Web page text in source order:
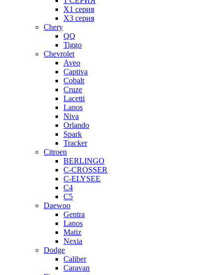
X1 серия
X3 серия
Chery
QQ
Tiggo
Chevrolet
Aveo
Captiva
Cobalt
Cruze
Lacetti
Lanos
Niva
Orlando
Spark
Tracker
Citroen
BERLINGO
C-CROSSER
C-ELYSEE
C4
C5
Daewoo
Gentra
Lanos
Matiz
Nexia
Dodge
Caliber
Caravan